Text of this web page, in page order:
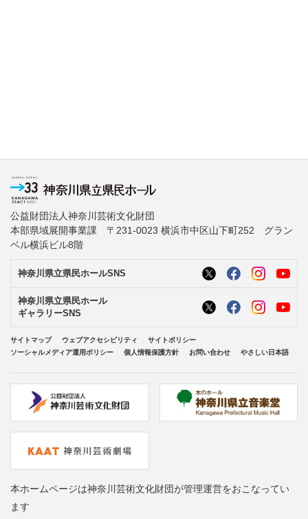
公益財団法人神奈川芸術文化財団
本部県域展開事業課 〒231-0023 横浜市中区山下町252 グラン
ベル横浜ビル8階
神奈川県立県民ホールSNS
神奈川県立県民ホール
ギャラリーSNS
サイトマップ ウェブアクセシビリティ
サイトポリシー
ソーシャルメディア運用ポリシー
個人情報保護方針 お問い合わせ やさしい日本語
本ホームページは神奈川芸術文化財団が管理運営をおこなってい
ます